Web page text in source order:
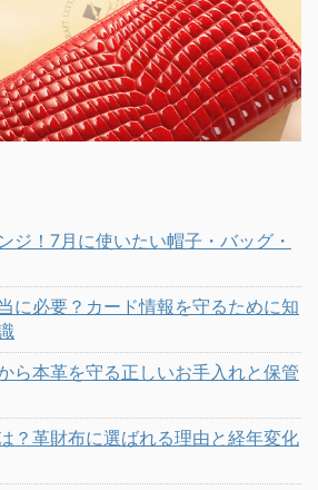
ジ！7月に使いたい帽子・バッグ・
に必要？カード情報を守るために知
ら本革を守る正しいお手入れと保管
？革財布に選ばれる理由と経年変化